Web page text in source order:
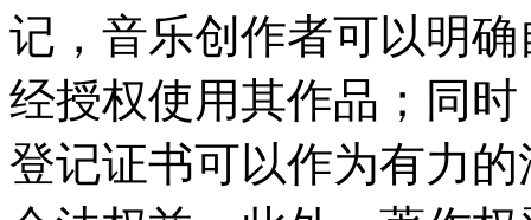
记，音乐创作者可以明
经授权使用其作品；同
登记证书可以作为有力